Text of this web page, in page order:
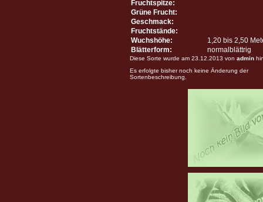
Fruchtspitze:
Grüne Frucht:
Geschmack:
Fruchtstände:
Wuchshöhe:
1,20 bis 2,50
Blätterform:
normalblättrig
Diese Sorte wurde am 23.12.2013 von admin
Es erfolgte bisher noch keine Änderung der
Sortenbeschreibung.